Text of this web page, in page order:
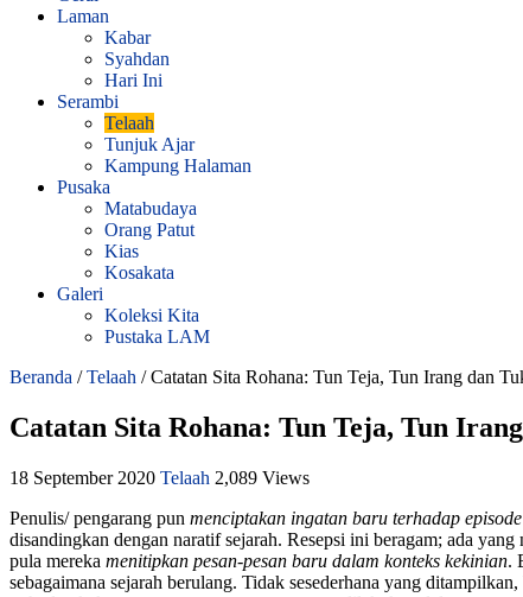
Laman
Kabar
Syahdan
Hari Ini
Serambi
Telaah
Tunjuk Ajar
Kampung Halaman
Pusaka
Matabudaya
Orang Patut
Kias
Kosakata
Galeri
Koleksi Kita
Pustaka LAM
Beranda / Telaah / Catatan Sita Rohana: Tun Teja, Tun Irang dan
Catatan Sita Rohana: Tun Teja, Tun
18 September 2020 Telaah 2,089 Views
Penulis/ pengarang pun menciptakan ingatan baru terhadap
disandingkan dengan naratif sejarah. Resepsi ini beragam; ada
pula mereka menitipkan pesan-pesan baru dalam konteks kekinian.
sebagaimana sejarah berulang. Tidak sesederhana yang